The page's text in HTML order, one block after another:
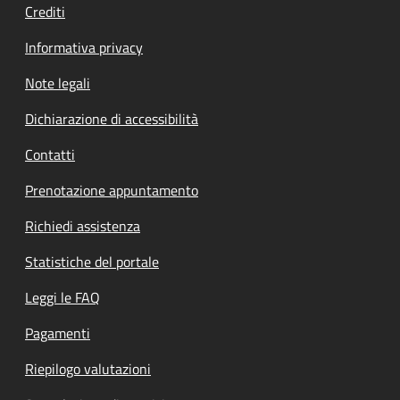
Crediti
Informativa privacy
Note legali
Dichiarazione di accessibilità
Contatti
Prenotazione appuntamento
Richiedi assistenza
Statistiche del portale
Leggi le FAQ
Pagamenti
Riepilogo valutazioni